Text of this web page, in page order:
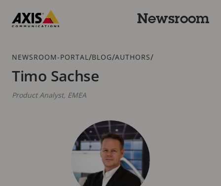
Hauptinhalt
springen
Newsroom
Breadcrumb
NEWSROOM-PORTAL /BLOG/AUTHORS/
Timo Sachse
Product Analyst, EMEA